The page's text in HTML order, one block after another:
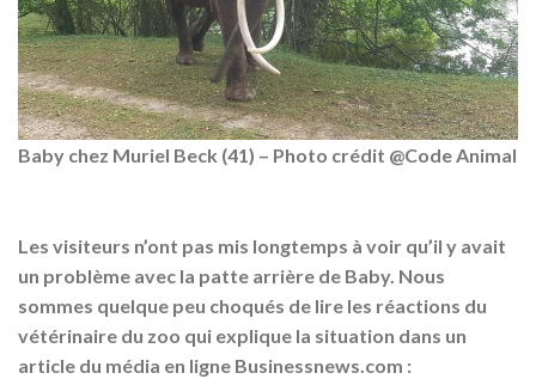
Baby chez Muriel Beck (41) – Photo crédit @Code Animal
Les visiteurs n’ont pas mis longtemps à voir qu’il y avait
un problème avec la patte arrière de Baby. Nous
sommes quelque peu choqués de lire les réactions du
vétérinaire du zoo qui explique la situation dans un
article du média en ligne Businessnews.com :